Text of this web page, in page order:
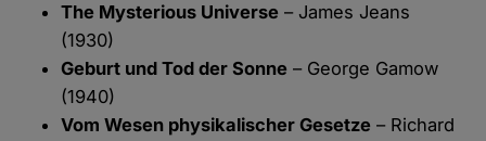
The Mysterious Universe – James Jeans
(1930)
Geburt und Tod der Sonne – George Gamow
(1940)
Vom Wesen physikalischer Gesetze – Richard